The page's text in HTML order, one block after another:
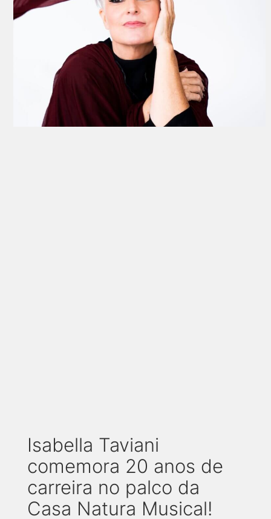
Isabella Taviani
comemora 20 anos de
carreira no palco da
Casa Natura Musical!